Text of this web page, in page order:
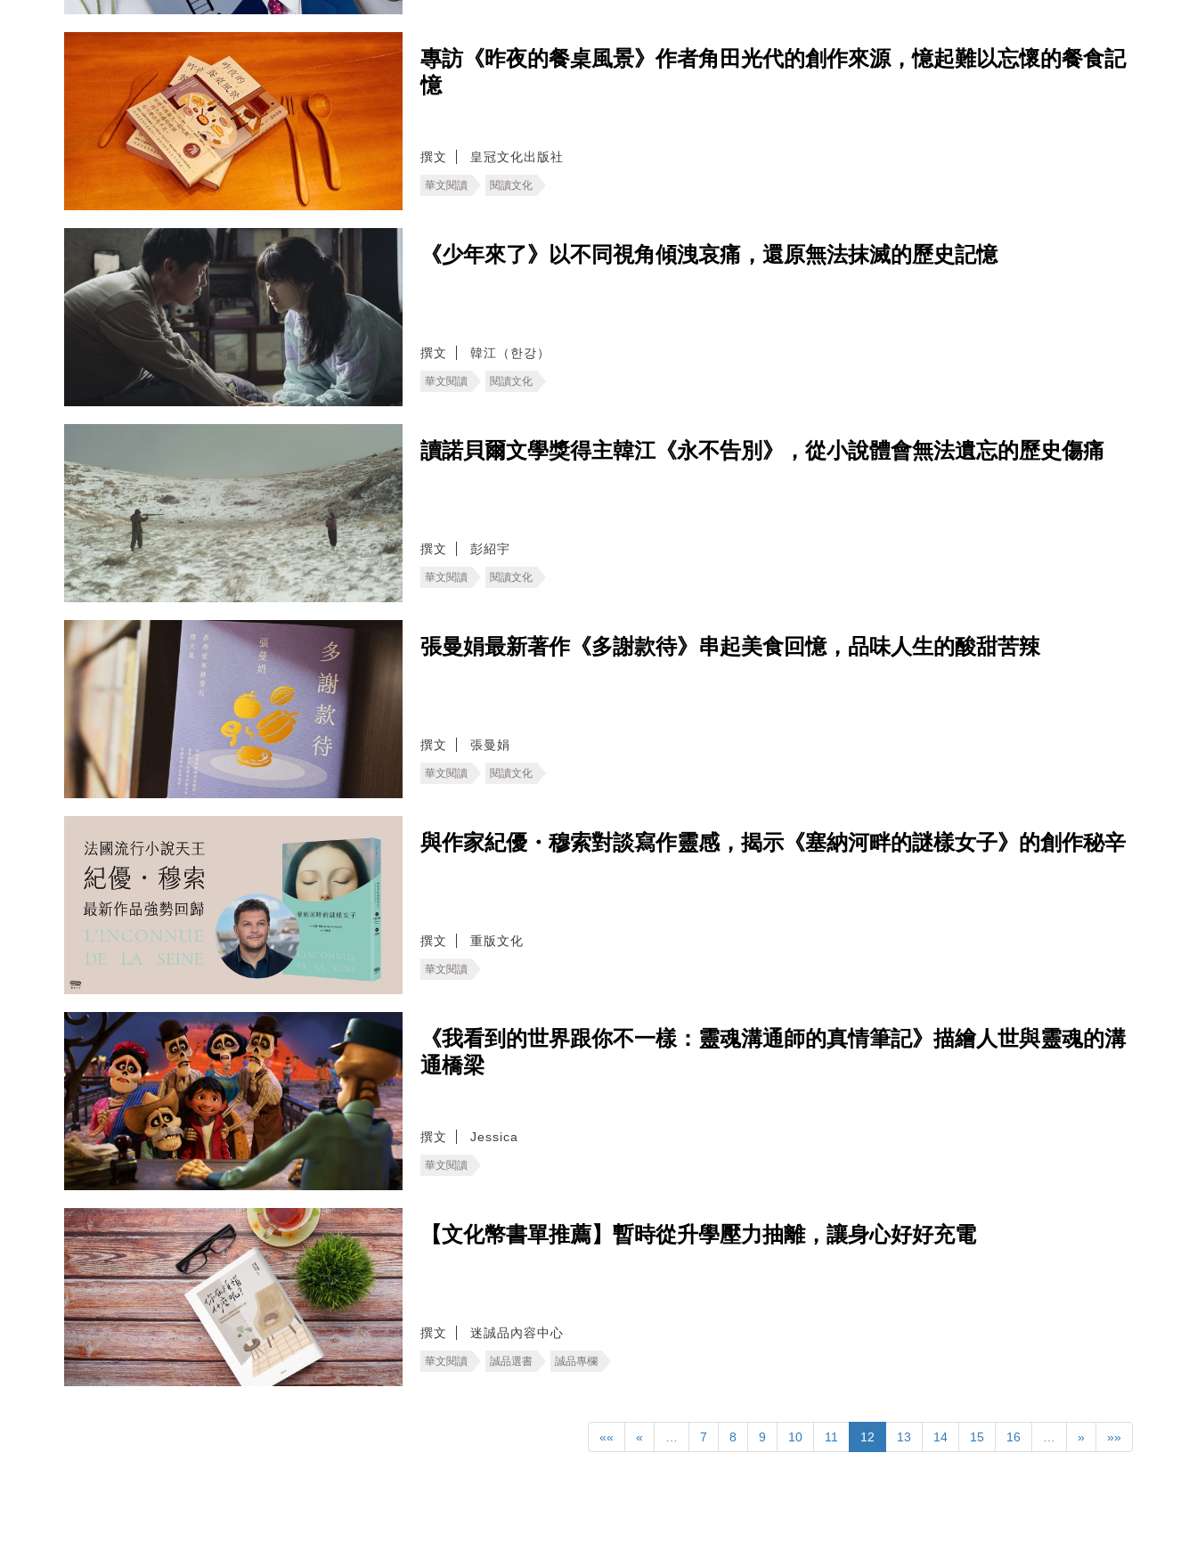
專訪《昨夜的餐桌風景》作者角田光代的創作來源，憶起難以忘懷的餐食記
憶
撰文 皇冠文化出版社
華文閱讀 閱讀文化
《少年來了》以不同視角傾洩哀痛，還原無法抹滅的歷史記憶
撰文 韓江（한강）
華文閱讀 閱讀文化
讀諾貝爾文學獎得主韓江《永不告別》，從小說體會無法遺忘的歷史傷痛
撰文 彭紹宇
華文閱讀 閱讀文化
張曼娟最新著作《多謝款待》串起美食回憶，品味人生的酸甜苦辣
撰文 張曼娟
華文閱讀 閱讀文化
與作家紀優・穆索對談寫作靈感，揭示《塞納河畔的謎樣女子》的創作秘辛
撰文 重版文化
華文閱讀
《我看到的世界跟你不一樣：靈魂溝通師的真情筆記》描繪人世與靈魂的溝
通橋梁
撰文 Jessica
華文閱讀
【文化幣書單推薦】暫時從升學壓力抽離，讓身心好好充電
撰文 迷誠品內容中心
華文閱讀 誠品選書 誠品專欄
«« « … 7 8 9 10 11 12 13 14 15 16 … » »»